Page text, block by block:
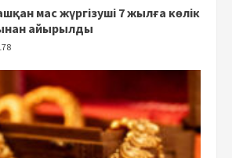
мас жүргізуші 7 жылға көлік
айырылды